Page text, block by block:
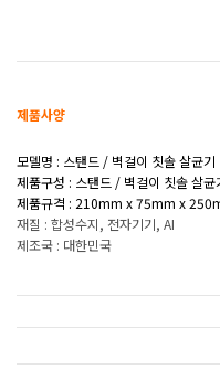
제품사양
모델명 : 스탠드 / 벽걸이 칫솔 살균기
제품구성 : 스탠드 / 벽걸이 칫솔 살균
제품규격 : 210mm x 75mm x
재질 : 합성수지, 전자기기, AI
제조국 : 대한민국